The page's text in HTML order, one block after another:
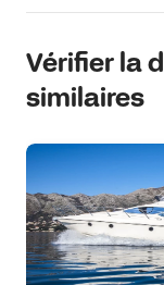
Vérifier la
similaires